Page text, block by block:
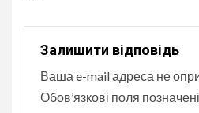
Залишити відповідь
Ваша e-mail адреса не
Обов’язкові поля позначені